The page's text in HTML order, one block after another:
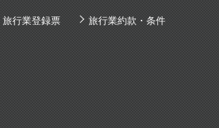
旅行業登録票 旅行業約款・条件